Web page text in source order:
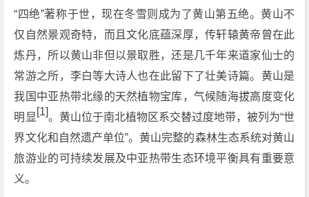
“四绝”著称于世，现在冬雪则成为了黄山第五绝。黄山不
仅自然景观奇特，而且文化底蕴深厚，传轩辕黄帝曾在此
炼丹，所以黄山非但以景取胜，还是几千年来道家仙士的
常游之所，李白等大诗人也在此留下了壮美诗篇。黄山是
我国中亚热带北缘的天然植物宝库，气候随海拔高度变化
明显 [1]。黄山位于南北植物区系交替过度地带，被列为“世
界文化和自然遗产单位”。黄山完整的森林生态系统对黄山
旅游业的可持续发展及中亚热带生态环境平衡具有重要意
义。